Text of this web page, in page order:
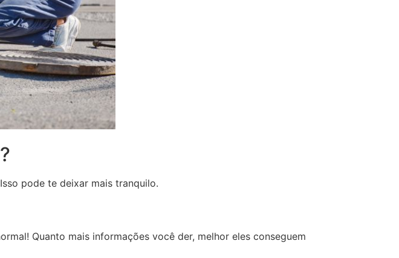
pode te deixar mais tranquilo.
Quanto mais informações você der, melhor eles conseguem